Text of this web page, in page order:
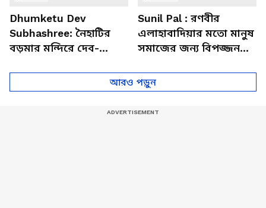
Dhumketu Dev
Subhashree: নৈহাটির
বড়মার মন্দিরে দেব-
Sunil Pal : রণবীর
এলাহাবাদিয়ার মতো মানুষ
সমাজের জন্য বিপজ্জনক :
আরও পড়ুন